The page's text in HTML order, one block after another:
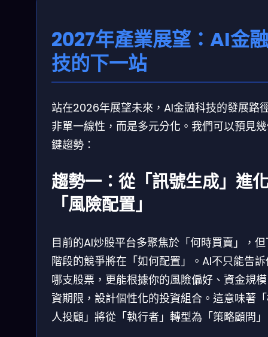
2027年產業展望：AI金
技的下一站
站在2026年展望未來，AI金融科技的發展路
非單一線性，而是多元分化。我們可以預見
鍵趨勢：
趨勢一：從「訊號生成」進
「風險配置」
目前的AI炒股平台多聚焦於「何時買賣」，
階段的競爭將在「如何配置」。AI不只能告
哪支股票，更能根據你的風險偏好、資金規
資期限，設計個性化的投資組合。這意味著
人投顧」將從「執行者」轉型為「策略顧問